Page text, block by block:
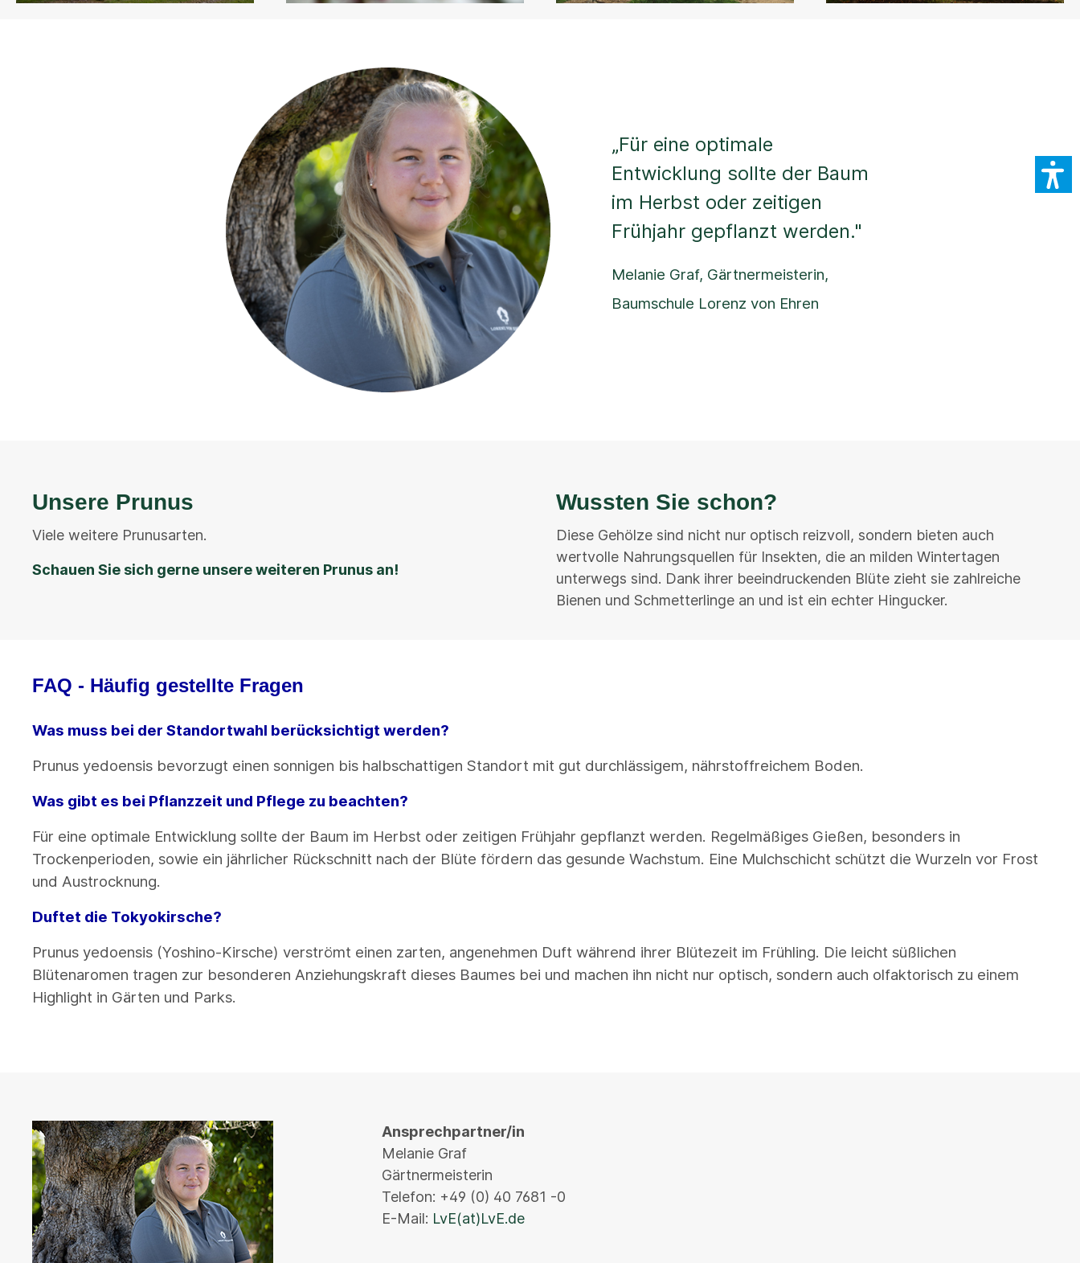
„Für eine optimale
Entwicklung sollte der Baum
im Herbst oder zeitigen
Frühjahr gepflanzt werden."
Melanie Graf, Gärtnermeisterin,
Baumschule Lorenz von Ehren
Unsere Prunus
Viele weitere Prunusarten.
Schauen Sie sich gerne unsere weiteren Prunus an!
Wussten Sie schon?
Diese Gehölze sind nicht nur optisch reizvoll, sondern bieten auch
wertvolle Nahrungsquellen für Insekten, die an milden Wintertagen
unterwegs sind. Dank ihrer beeindruckenden Blüte zieht sie zahlreiche
Bienen und Schmetterlinge an und ist ein echter Hingucker.
FAQ - Häufig gestellte Fragen
Was muss bei der Standortwahl berücksichtigt werden?
Prunus yedoensis bevorzugt einen sonnigen bis halbschattigen Standort mit gut durchlässigem, nährstoffreichem Boden.
Was gibt es bei Pflanzzeit und Pflege zu beachten?
Für eine optimale Entwicklung sollte der Baum im Herbst oder zeitigen Frühjahr gepflanzt werden. Regelmäßiges Gießen, besonders in
Trockenperioden, sowie ein jährlicher Rückschnitt nach der Blüte fördern das gesunde Wachstum. Eine Mulchschicht schützt die Wurzeln vor Frost
und Austrocknung.
Duftet die Tokyokirsche?
Prunus yedoensis (Yoshino-Kirsche) verströmt einen zarten, angenehmen Duft während ihrer Blütezeit im Frühling. Die leicht süßlichen
Blütenaromen tragen zur besonderen Anziehungskraft dieses Baumes bei und machen ihn nicht nur optisch, sondern auch olfaktorisch zu einem
Highlight in Gärten und Parks.
Ansprechpartner/in
Melanie Graf
Gärtnermeisterin
Telefon: +49 (0) 40 7681 -0
E-Mail: LvE(at)LvE.de